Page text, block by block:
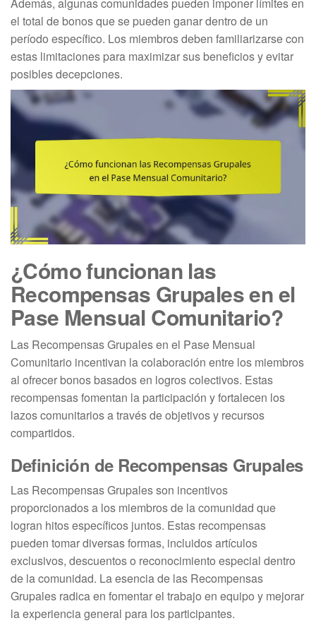
el total de bonos que se pueden ganar dentro de un
período específico. Los miembros deben familiarizarse con
estas limitaciones para maximizar sus beneficios y evitar
posibles decepciones.
¿Cómo funcionan las
Recompensas Grupales en el
Pase Mensual Comunitario?
Las Recompensas Grupales en el Pase Mensual
Comunitario incentivan la colaboración entre los miembros
al ofrecer bonos basados en logros colectivos. Estas
recompensas fomentan la participación y fortalecen los
lazos comunitarios a través de objetivos y recursos
compartidos.
Definición de Recompensas Grupales
Las Recompensas Grupales son incentivos
proporcionados a los miembros de la comunidad que
logran hitos específicos juntos. Estas recompensas
pueden tomar diversas formas, incluidos artículos
exclusivos, descuentos o reconocimiento especial dentro
de la comunidad. La esencia de las Recompensas
Grupales radica en fomentar el trabajo en equipo y mejorar
la experiencia general para los participantes.